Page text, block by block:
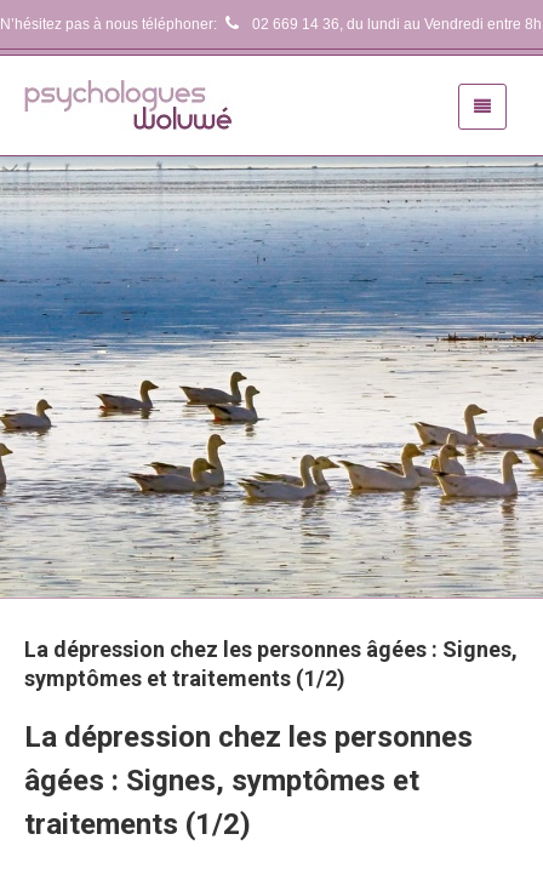
N’hésitez pas à nous téléphoner: 02 669 14 36, du lundi au Vendredi entre
La dépression chez les personnes âgées : Signes,
symptômes et traitements (1/2)
La dépression chez les personnes
âgées : Signes, symptômes et
traitements (1/2)